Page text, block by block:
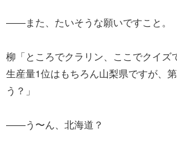
――また、たいそうな願いですこと。
柳「ところでクラリン、ここでクイズ
生産量1位はもちろん山梨県ですが、
う？」
――う〜ん、北海道？